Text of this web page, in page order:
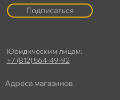
Подписаться
Юридическим лицам:
+7 (812) 564-49-92
Адреса магазино